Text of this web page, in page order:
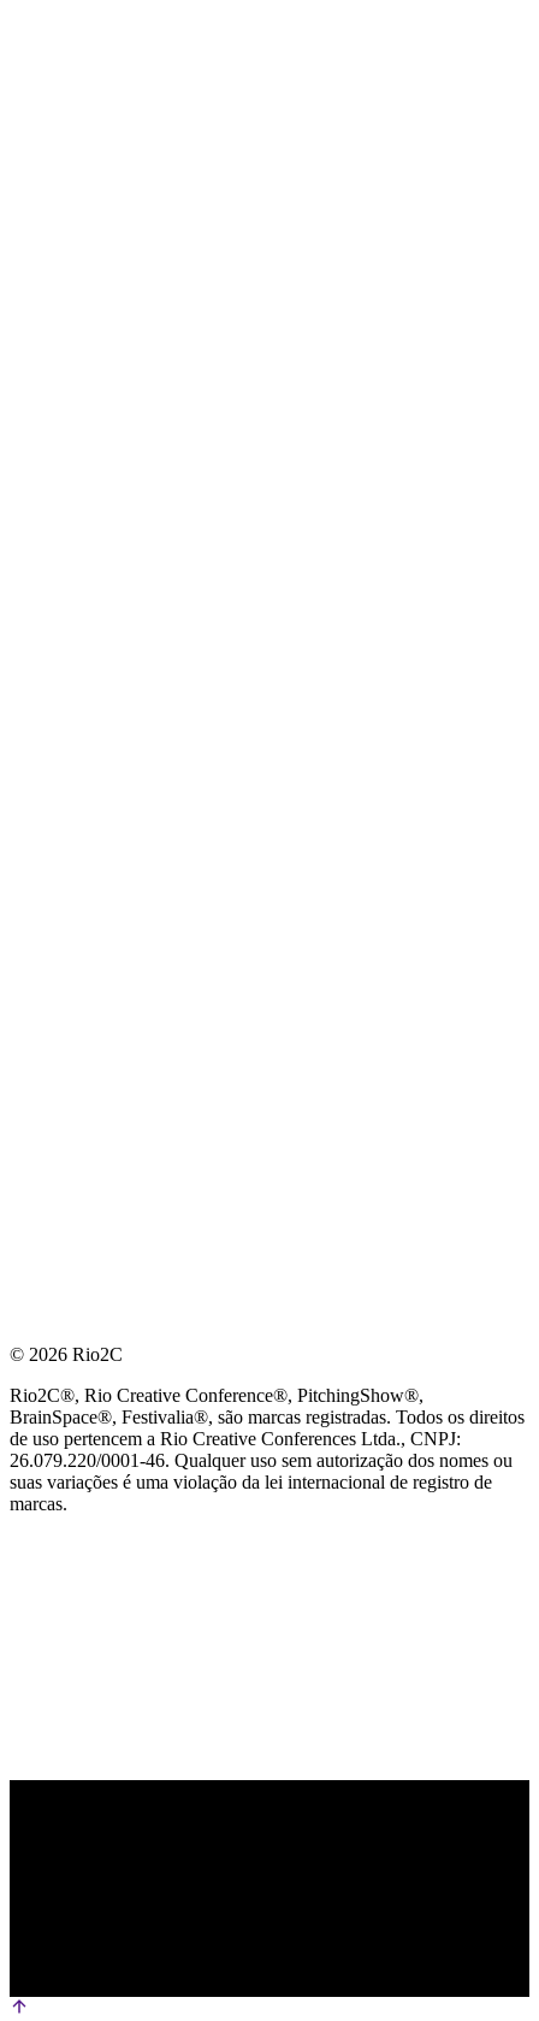
© 2026 Rio2C
Rio2C®, Rio Creative Conference®, PitchingShow®,
BrainSpace®, Festivalia®, são marcas registradas. Todos os direitos
de uso pertencem a Rio Creative Conferences Ltda., CNPJ:
26.079.220/0001-46. Qualquer uso sem autorização dos nomes ou
suas variações é uma violação da lei internacional de registro de
marcas.